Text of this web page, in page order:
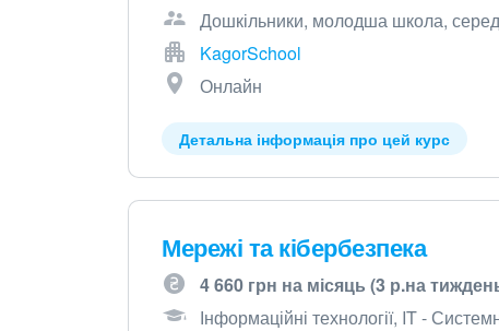
Дошкільники, молодша школа,
KagorSchool
Онлайн
Детальна інформація про цей курс
Мережі та кібербезпека
4 660 грн на місяць (3 р.на
Інформаційні технології, IT -